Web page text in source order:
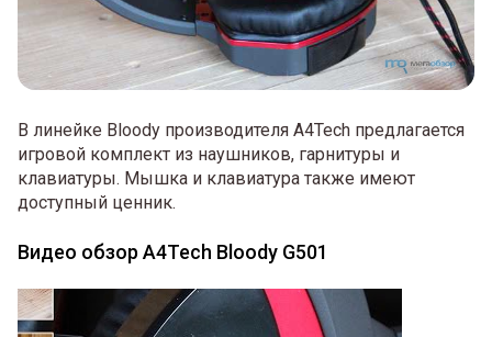
В линейке Bloody производителя A4Tech предлагается
игровой комплект из наушников, гарнитуры и
клавиатуры. Мышка и клавиатура также имеют
доступный ценник.
Видео обзор A4Tech Bloody G501